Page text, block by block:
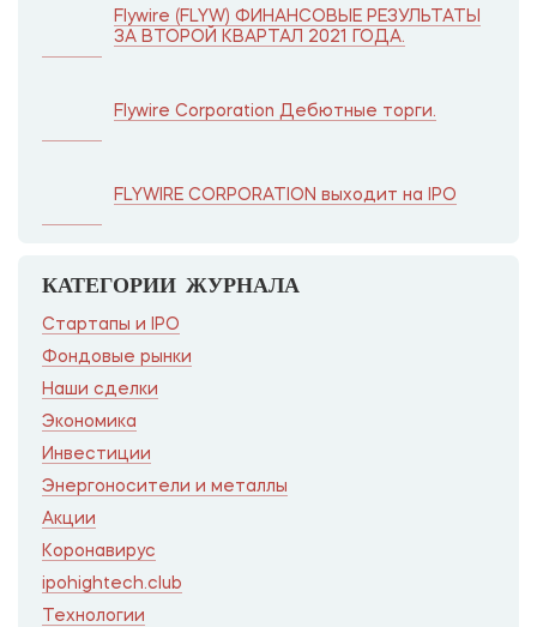
Flywire (FLYW) ФИНАНСОВЫЕ РЕЗУЛЬТАТЫ
ЗА ВТОРОЙ КВАРТАЛ 2021 ГОДА.
Flywire Corporation Дебютные торги.
FLYWIRE CORPORATION выходит на IPO
КАТЕГОРИИ ЖУРНАЛА
Стартапы и IPO
Фондовые рынки
Наши сделки
Экономика
Инвестиции
Энергоносители и металлы
Акции
Коронавирус
ipohightech.club
Технологии